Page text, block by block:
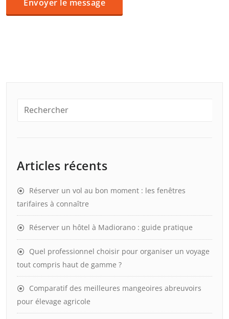
Articles récents
Réserver un vol au bon moment : les fenêtres
tarifaires à connaître
Réserver un hôtel à Madiorano : guide pratique
Quel professionnel choisir pour organiser un voyage
tout compris haut de gamme ?
Comparatif des meilleures mangeoires abreuvoirs
pour élevage agricole